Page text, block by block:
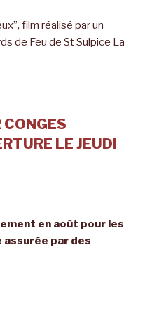
film réalisé par un
de Feu de St Sulpice La
CONGES
LE JEUDI
en août pour les
par des